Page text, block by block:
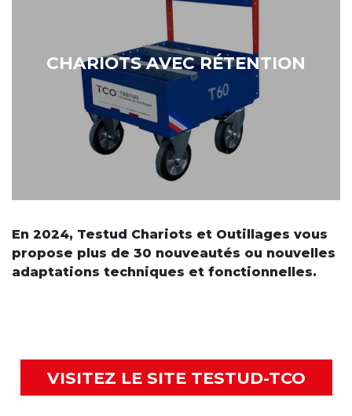
CHARIOTS AVEC RÉTENTION
Chariots de rétention
Pour le travail en atelier et maintenance, nos
solutions adaptées avec bac de rétention
En 2024, Testud Chariots et Outillages vous
propose plus de 30 nouveautés ou nouvelles
adaptations techniques et fonctionnelles.
VISITEZ LE SITE TESTUD-TCO